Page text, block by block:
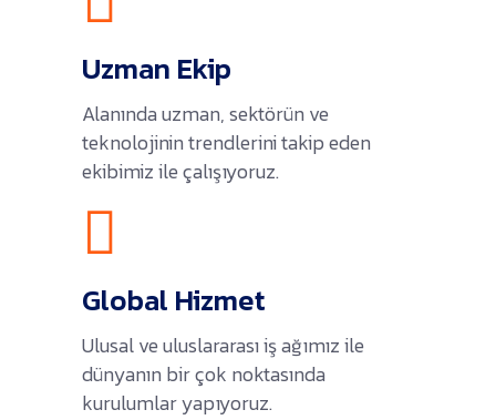
Uzman Ekip
Alanında uzman, sektörün ve
teknolojinin trendlerini takip eden
ekibimiz ile çalışıyoruz.
Global Hizmet
Ulusal ve uluslararası iş ağımız ile
dünyanın bir çok noktasında
kurulumlar yapıyoruz.